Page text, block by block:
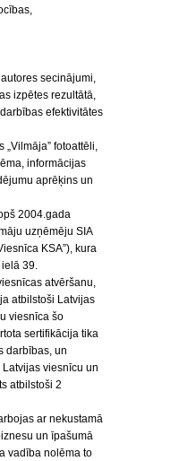
secinājumi,
izpētes rezultātā,
efektivitātes
„Vilmāja” fotoattēli,
informācijas
aprēķins un
2004.gada
uzņēmēju SIA
KSA”), kura
39.
atvēršanu,
atbilstoši Latvijas
viesnīca šo
sertifikācija tika
darbības, un
viesnīcu un
atbilstoši 2
ar nekustamā
un īpašumā
vadība nolēma to